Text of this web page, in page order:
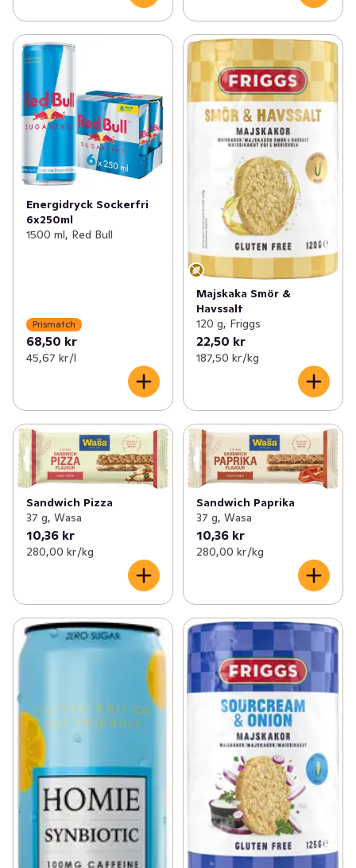
Energidryck Sockerfri
6x250ml
1500 ml, Red Bull
Prismatch
68,50 kr
45,67 kr /l
Majskaka Smör &
Havssalt
120 g, Friggs
22,50 kr
187,50 kr /kg
Sandwich Pizza
37 g, Wasa
10,36 kr
280,00 kr /kg
Sandwich Paprika
37 g, Wasa
10,36 kr
280,00 kr /kg